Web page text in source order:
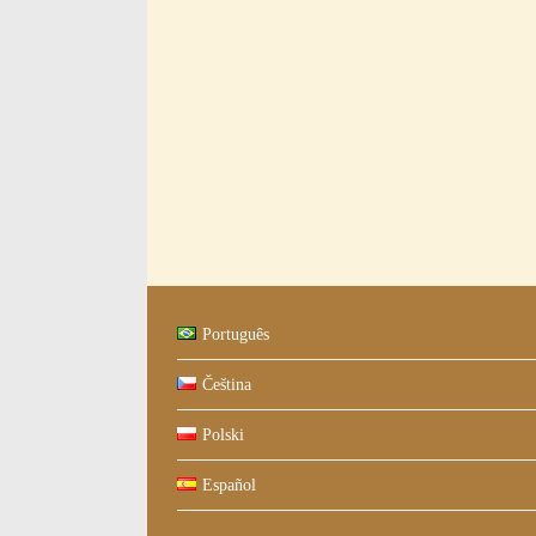
Português
Čeština
Polski
Español